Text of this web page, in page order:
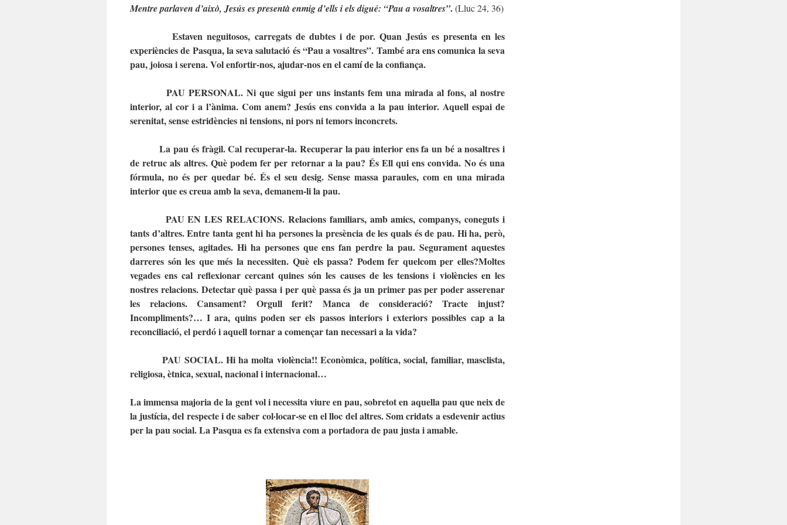
Mentre parlaven d’això, Jesús es presentà enmig d’ells i els digué: “Pau a vosaltres”.(Lluc 24, 36)
Estaven neguitosos, carregats de dubtes i de por. Quan Jesús es presenta en les
experiències de Pasqua, la seva salutació és “Pau a vosaltres”. També ara ens comunica la seva
pau, joiosa i serena. Vol enfortir-nos, ajudar-nos en el camí de la confiança.
PAU PERSONAL. Ni que sigui per uns instants fem una mirada al fons, al nostre
interior, al cor i a l’ànima. Com anem? Jesús ens convida a la pau interior. Aquell espai de
serenitat, sense estridències ni tensions, ni pors ni temors inconcrets.
La pau és fràgil. Cal recuperar-la. Recuperar la pau interior ens fa un bé a nosaltres i
de retruc als altres. Què podem fer per retornar a la pau? És Ell qui ens convida. No és una
fórmula, no és per quedar bé. És el seu desig. Sense massa paraules, com en una mirada
interior que es creua amb la seva, demanem-li la pau.
PAU EN LES RELACIONS. Relacions familiars, amb amics, companys, coneguts i
tants d’altres. Entre tanta gent hi ha persones la presència de les quals és de pau. Hi ha, però,
persones tenses, agitades. Hi ha persones que ens fan perdre la pau. Segurament aquestes
darreres són les que més la necessiten. Què els passa? Podem fer quelcom per elles?Moltes
vegades ens cal reflexionar cercant quines són les causes de les tensions i violències en les
nostres relacions. Detectar què passa i per què passa és ja un primer pas per poder asserenar
les relacions. Cansament? Orgull ferit? Manca de consideració? Tracte injust?
Incompliments?… I ara, quins poden ser els passos interiors i exteriors possibles cap a la
reconciliació, el perdó i aquell tornar a començar tan necessari a la vida?
PAU SOCIAL. Hi ha molta violència!! Econòmica, política, social, familiar, masclista,
religiosa, ètnica, sexual, nacional i internacional…
La immensa majoria de la gent vol i necessita viure en pau, sobretot en aquella pau que neix de
la justícia, del respecte i de saber col·locar-se en el lloc del altres. Som cridats a esdevenir actius
per la pau social. La Pasqua es fa extensiva com a portadora de pau justa i amable.